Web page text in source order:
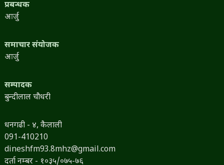
प्रबन्धक
आर्जु
समाचार संयोजक
आर्जु
सम्पादक
बुन्दीलाल चौधरी
धनगढी - ४, कैलाली
091-410210
dineshfm93.8mhz@gmail.com
दर्ता नम्बर - १०३५/०७५-७६